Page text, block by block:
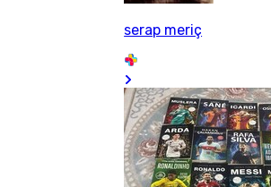
serap meriç